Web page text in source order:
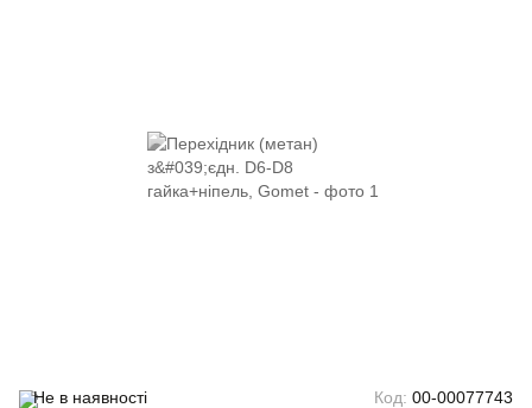
Не в наявності Код: 00-00077743